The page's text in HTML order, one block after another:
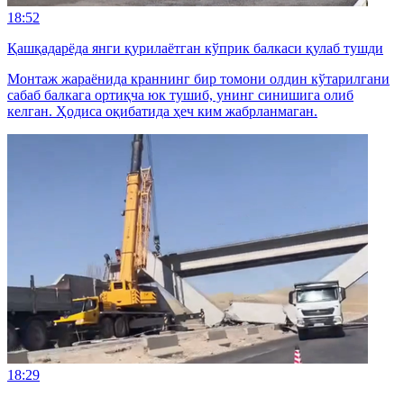
18:52
Қашқадарёда янги қурилаётган кўприк балкаси қулаб тушди
Монтаж жараёнида краннинг бир томони олдин кўтарилгани
сабаб балкага ортиқча юк тушиб, унинг синишига олиб
келган. Ҳодиса оқибатида ҳеч ким жабрланмаган.
18:29